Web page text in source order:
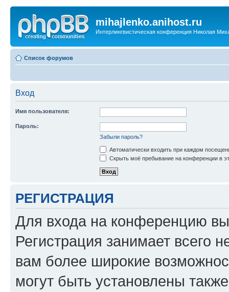
mihajlenko.anihost.ru
Интерлингвистическая конференция Николая
Список форумов
Вход
Имя пользователя:
Пароль:
Забыли пароль?
Автоматически входить при каждом
Скрыть моё пребывание на конференции в
РЕГИСТРАЦИЯ
Для входа на конференцию
Регистрация занимает всего
вам более широкие
могут быть установлены